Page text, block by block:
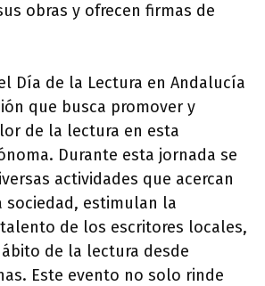
obras y ofrecen firmas de
Día de la Lectura en Andalucía
que busca promover y
de la lectura en esta
Durante esta jornada se
actividades que acercan
sociedad, estimulan la
de los escritores locales,
de la lectura desde
Este evento no solo rinde